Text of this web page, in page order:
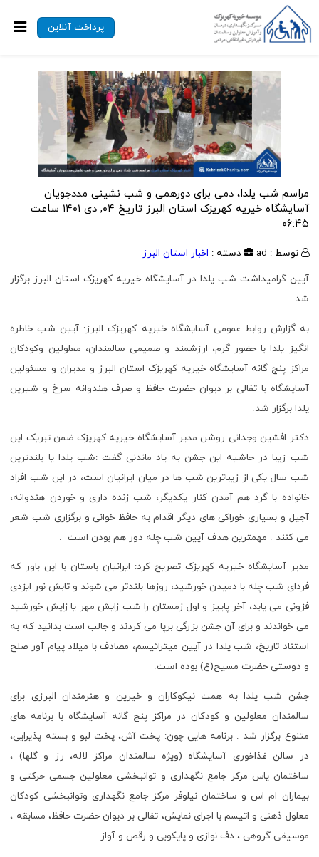
پرداخت آنلاین
مراسم شب یلدا، دمی برای دورهمی و شب نشینی مددجویان
آسایشگاه خیریه کهریزک استان البرز
تاریخ ۰۴, دی ۱۴۰۱ ساعت
۰۶:۴۵
توسط : ad دسته : اخبار استان البرز
آیین گرامیداشت شب یلدا در آسایشگاه خیریه کهریزک استان البرز برگزار
شد.
به گزارش روابط عمومی آسایشگاه خیریه کهریزک البرز: آیین شب خاطره
انگیز یلدا با حضور گرم، ارزشمند و صمیمی سالمندان، معلولین وکودکان
مراکز پنج گانه آسایشگاه خیریه کهریزک استان البرز و مدیران و مسئولین
آسایشگاه با تفالی بر دیوان حضرت حافظ و صرف هندوانه سرخ و شیرین
یلدا برگزار شد.
دکتر افشین وجدانی روشن مدیر آسایشگاه خیریه کهریزک ضمن تبریک این
شب زیبا در حاشیه این جشن به یاد ماندنی گفت :شب یلدا یا بلندترین
شب سال یکی از زیباترین شب ها در میان ایرانیان است، در این شب افراد
خانواده با گرد هم آمدن کنار یکدیگر، شب زنده داری و خوردن هندوانه،
آجیل و بسیاری خوراکی های دیگر اقدام به حافظ خوانی و برگزاری شب شعر
می کنند . مهمترین هدف آیین شب چله دور هم بودن است .
مدیر آسایشگاه خیریه کهریزک تصریح کرد: ایرانیان باستان با این باور كه
فردای شب چله با دمیدن خورشید، روز‌ها بلند‌تر می ‌شوند و تابش نور ایزدی
فزونی می‌ یابد، آخر پاییز و اول زمستان را شب زایش مهر یا زایش خورشید
می‌ خواندند و برای آن جشن بزرگی برپا می‌ كردند و جالب است بدانید که به
استناد تاریخ، شب یلدا در آیین میترائیسم، مصادف با میلاد پیام آور صلح
و دوستی حضرت مسیح(ع) بوده است.
جشن شب یلدا به همت نیکوکاران و خیرین و هنرمندان البرزی برای
سالمندان معلولین و کودکان در مراکز پنج گانه آسایشگاه با برنامه های
متنوع برگزار شد . برنامه هایی چون: پخت آش، پخت لبو و بسته پذیرایی،
در سالن غذاخوری آسایشگاه (ویژه سالمندان مراکز لاله، رز و گلها) ،
ساختمان یاس مرکز جامع نگهداری و توانبخشی معلولین جسمی حرکتی و
بیماران ام اس و ساختمان نیلوفر مرکز جامع نگهداری وتوانبخشی کودکان
معلول ذهنی و اتیسم با اجرای نمایش، تفالی بر دیوان حضرت حافظ، مسابقه ،
موسیقی گروهی ، دف نوازی و پایکوبی و رقص و آواز .